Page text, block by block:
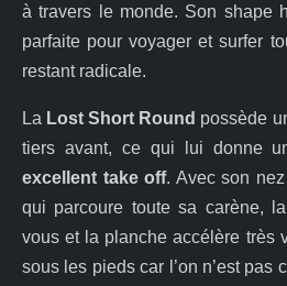
à travers le monde. Son shape
parfaite pour voyager et surfer
restant radicale.
La Lost Short Round possède
tiers avant, ce qui lui donne
excellent take off. Avec son
qui parcoure toute sa carène,
vous et la planche accélère très
sous les pieds car l’on n’est pas